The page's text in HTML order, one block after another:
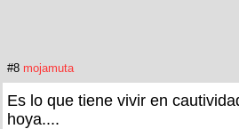
#8 mojamuta
Es lo que tiene vivir en
hoya....